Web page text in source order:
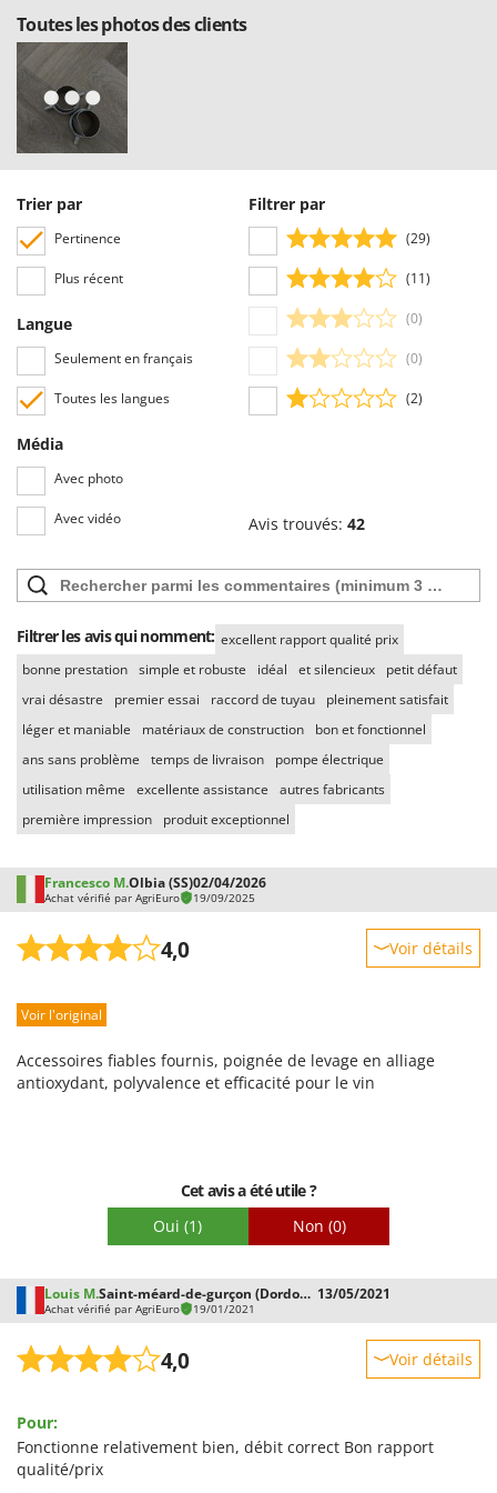
Stiga
Stocker
Sunseeker
T
Tecla
TecnoGen
Tellarini Pompe
Telwin
Tenco
Tre Spade
Trev - Abrek - TecnoVIR
Trotec
Troy-Bilt
U
Udor
Unger
V
Verdemax
Vesco
Volpi
W
Weber
WIDU
Wiper EcoRobot
Wolf Garten
Worx
Y Yard Force
Toutes les photos des clients
Trier par
Pertinence
Plus récent
Langue
Seulement en français
Toutes les langues
Média
Avec photo
Avec vidéo
Filtrer par
(29)
(11)
(0)
(0)
(2)
Avis trouvés: 42
Filtrer les avis qui nomment: excellent rapport qualité prix
bonne prestation simple et robuste idéal et silencieux
petit défaut
vrai désastre
premier essai raccord de tuyau
pleinement satisfait
léger et maniable
matériaux de construction
bon et fonctionnel
ans sans problème
temps de livraison
pompe électrique
utilisation même
excellente assistance
autres fabricants
première impression
produit exceptionnel
Francesco M.Olbia (SS)02/04/2026
Achat vérifié par AgriEuro 19/09/2025
4,0 Voir détails
Prestations
Qualité / Prix
Voir l'original
Accessoires fiables fournis, poignée de levage en alliage
antioxydant, polyvalence et efficacité pour le vin
Cet avis a été utile ?
Oui (1) Non (0)
Louis M. Saint-méard-de-gurçon (Dordogne) 13/05/2021
Achat vérifié par AgriEuro 19/01/2021
4,0 Voir détails
Prestations
Facilité d'utilisation
Pour:
Fonctionne relativement bien, débit correct Bon rapport
qualité/prix